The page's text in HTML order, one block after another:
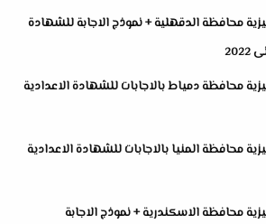
محافظة الدقهلية + نموذج الاجابة للشهادة
محافظة دمياط بالاجابات للشهادة الاعدادية
محافظة المنيا بالاجابات للشهادة الاعدادية
محافظة الاسكندرية + نموذج الاجابة